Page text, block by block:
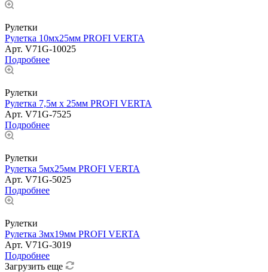
Рулетки
Рулетка 10мх25мм PROFI VERTA
Арт. V71G-10025
Подробнее
Рулетки
Рулетка 7,5м х 25мм PROFI VERTA
Арт. V71G-7525
Подробнее
Рулетки
Рулетка 5мх25мм PROFI VERTA
Арт. V71G-5025
Подробнее
Рулетки
Рулетка 3мх19мм PROFI VERTA
Арт. V71G-3019
Подробнее
Загрузить еще